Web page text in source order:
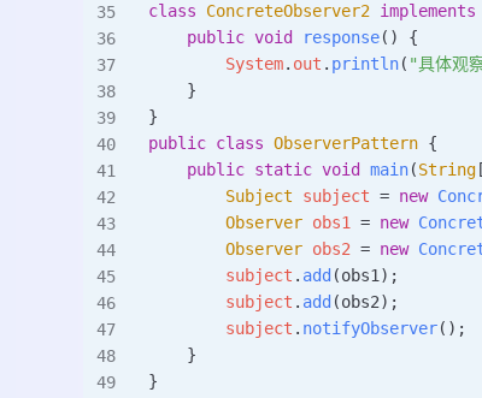
class ConcreteObserver2 implements
    public
void response()
{
        System
. out . println( "具体观
    }
}
public class ObserverPattern {
    public
static void main(String
        Subject
subject = new
        Observer
obs1 = new
        Observer
obs2 = new
        subject
. add (obs1);
        subject
. add (obs2);
        subject
. notifyObserver();
    }
}